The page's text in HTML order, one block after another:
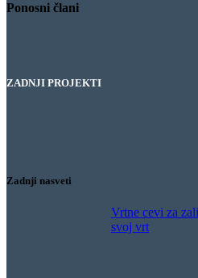
Ponosni člani
ZADNJI PROJEKTI
Puranja farma – Hlajenje hleva
Zadnji nasveti
Vrtne cevi za
svoj vrt